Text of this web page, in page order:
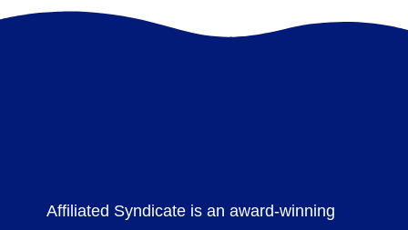
Affiliated Syndicate is an award-winning